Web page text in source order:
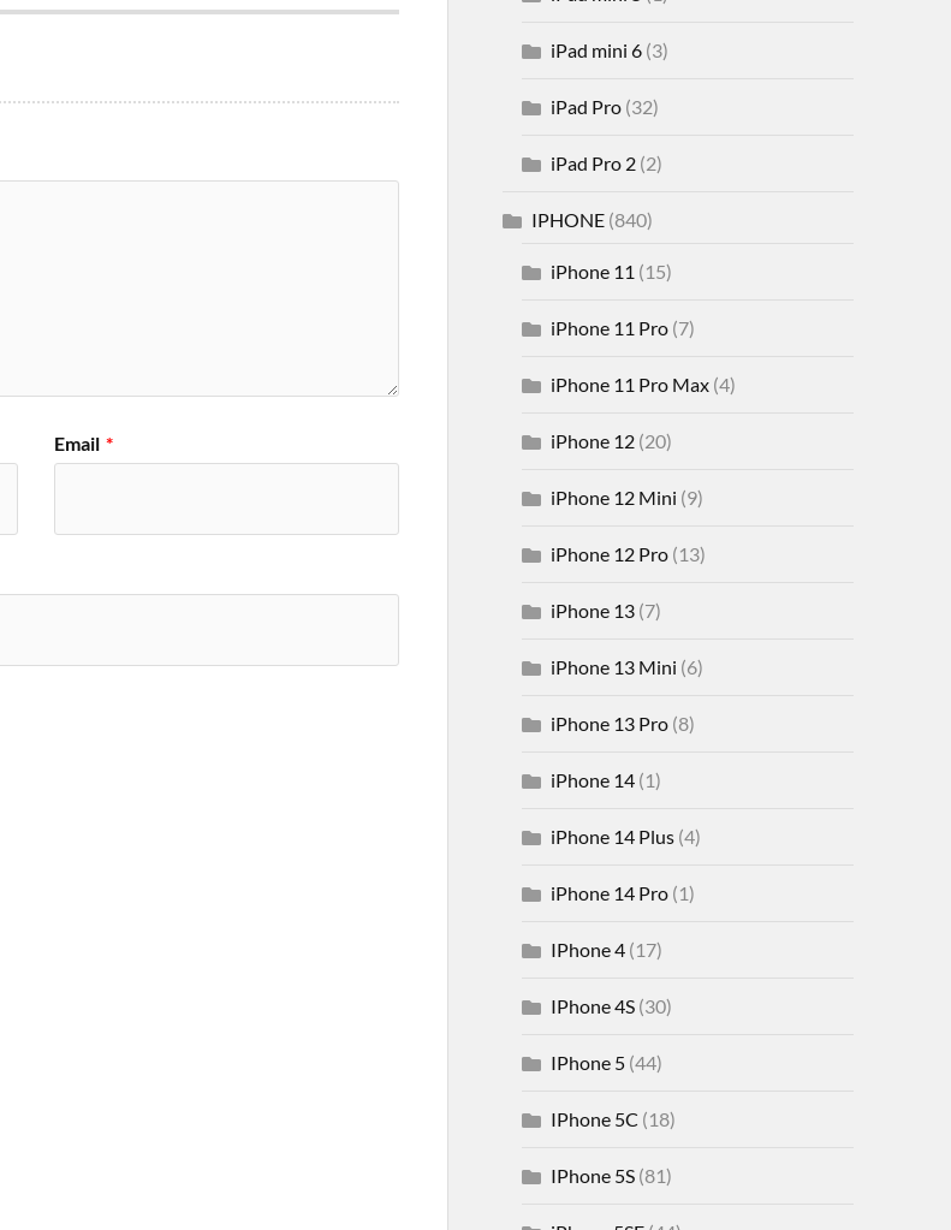
Email *
iPad mini 6(3)
iPad Pro(32)
iPad Pro 2(2)
IPHONE(840)
iPhone 11 (15)
iPhone 11 Pro(7)
iPhone 11 Pro Max(4)
iPhone 12(20)
iPhone 12 Mini (9)
iPhone 12 Pro(13)
iPhone 13(7)
iPhone 13 Mini (6)
iPhone 13 Pro(8)
iPhone 14(1)
iPhone 14 Plus(4)
iPhone 14 Pro(1)
IPhone 4(17)
IPhone 4S(30)
IPhone 5(44)
IPhone 5C (18)
IPhone 5S(81)